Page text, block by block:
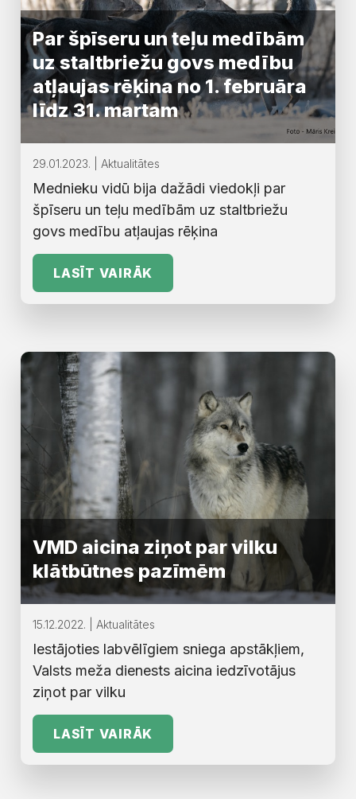
Par špīseru un teļu medībām
uz staltbriežu govs medību
atļaujas rēķina no 1. februāra
līdz 31. martam
29.01.2023. | Aktualitātes
Mednieku vidū bija dažādi viedokļi par
špīseru un teļu medībām uz staltbriežu
govs medību atļaujas rēķina
LASĪT VAIRĀK
VMD aicina ziņot par vilku
klātbūtnes pazīmēm
15.12.2022. | Aktualitātes
Iestājoties labvēlīgiem sniega apstākļiem,
Valsts meža dienests aicina iedzīvotājus
ziņot par vilku
LASĪT VAIRĀK